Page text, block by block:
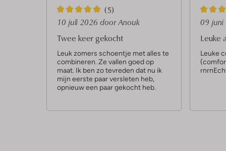
5
S
t
e
r
r
e
(5)
10 juli 2026 door Anouk
Twee keer gekocht
Leuk zomers schoentje met alles te
combineren. Ze vallen goed op
maat. Ik ben zo tevreden dat nu ik
mijn eerste paar versleten heb,
opnieuw een paar gekocht heb.
4
S
t
e
r
09 juni
Leuke
Leuke